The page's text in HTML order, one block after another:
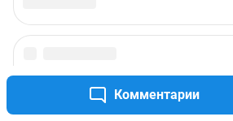
Комментарии